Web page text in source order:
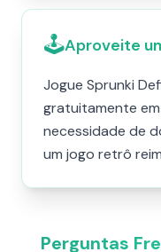
🕹️Aproveite
Jogue Sprunki
gratuitamente em
necessidade de
um jogo retrô
Perguntas